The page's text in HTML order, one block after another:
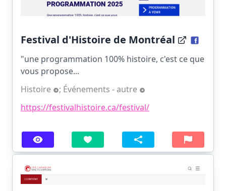
Festival d'Histoire de Montréal
"une programmation 100% histoire, c'est ce que
vous propose...
Histoire
; Événements - autre
https://festivalhistoire.ca/festival/